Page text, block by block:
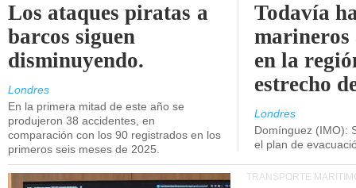
Los ataques piratas a
barcos siguen
disminuyendo.
Londres
En la primera mitad de este año se
produjeron 38 accidentes, en
comparación con los 90 registrados en los
primeros seis meses de 2025.
Todavía
marineros
en la
estrecho
Londres
Domínguez (IMO):
el plan de
TRANSPORTE